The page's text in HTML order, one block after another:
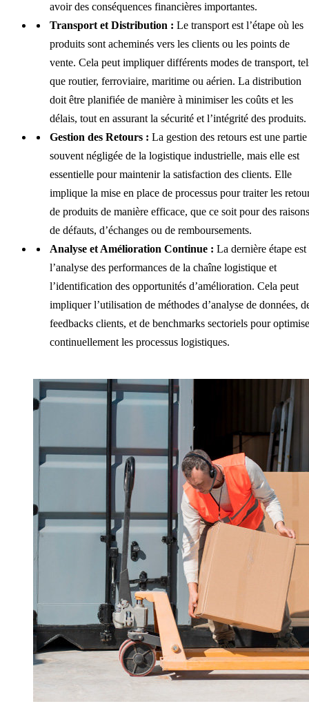
avoir des conséquences financières importantes.
Transport et Distribution : Le transport est l’étape où les
produits sont acheminés vers les clients ou les points de
vente. Cela peut impliquer différents modes de transport,
que routier, ferroviaire, maritime ou aérien. La distribution
doit être planifiée de manière à minimiser les coûts et les
délais, tout en assurant la sécurité et l’intégrité des produits.
Gestion des Retours : La gestion des retours est une partie
souvent négligée de la logistique industrielle, mais elle est
essentielle pour maintenir la satisfaction des clients. Elle
implique la mise en place de processus pour traiter les
de produits de manière efficace, que ce soit pour des raisons
de défauts, d’échanges ou de remboursements.
Analyse et Amélioration Continue : La dernière étape est
l’analyse des performances de la chaîne logistique et
l’identification des opportunités d’amélioration. Cela peut
impliquer l’utilisation de méthodes d’analyse de données,
feedbacks clients, et de benchmarks sectoriels pour
continuellement les processus logistiques.